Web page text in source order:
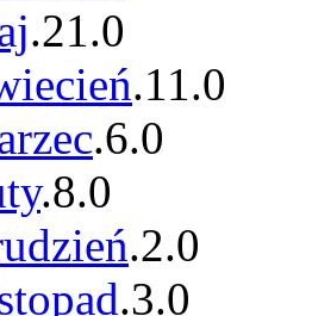
.21.0
.11.0
.6.0
.8.0
.2.0
.3.0